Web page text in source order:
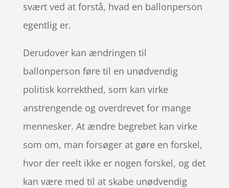
svært ved at forstå, hvad en ballonperson
egentlig er.
Derudover kan ændringen til
ballonperson føre til en unødvendig
politisk korrekthed, som kan virke
anstrengende og overdrevet for mange
mennesker. At ændre begrebet kan virke
som om, man forsøger at gøre en forskel,
hvor der reelt ikke er nogen forskel, og det
kan være med til at skabe unødvendig